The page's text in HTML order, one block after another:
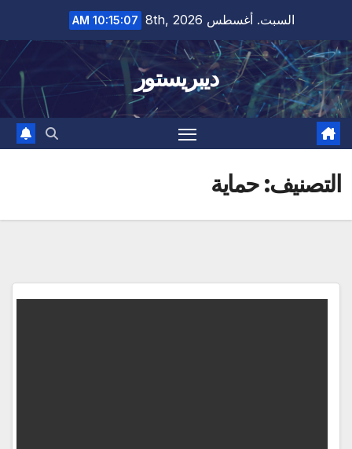
content
السبت. أغسطس 8th, 2026 10:15:08 AM
ديبريستور
التصنيف:حماية